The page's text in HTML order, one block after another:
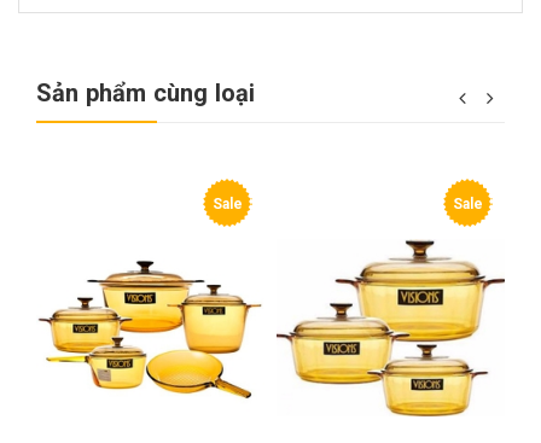
Sản phẩm cùng loại
Sale Sale